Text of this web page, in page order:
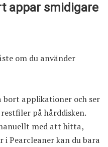
appar smidigare
om du använder
applikationer och ser
på hårddisken.
med att hitta,
Pearcleaner kan du bara